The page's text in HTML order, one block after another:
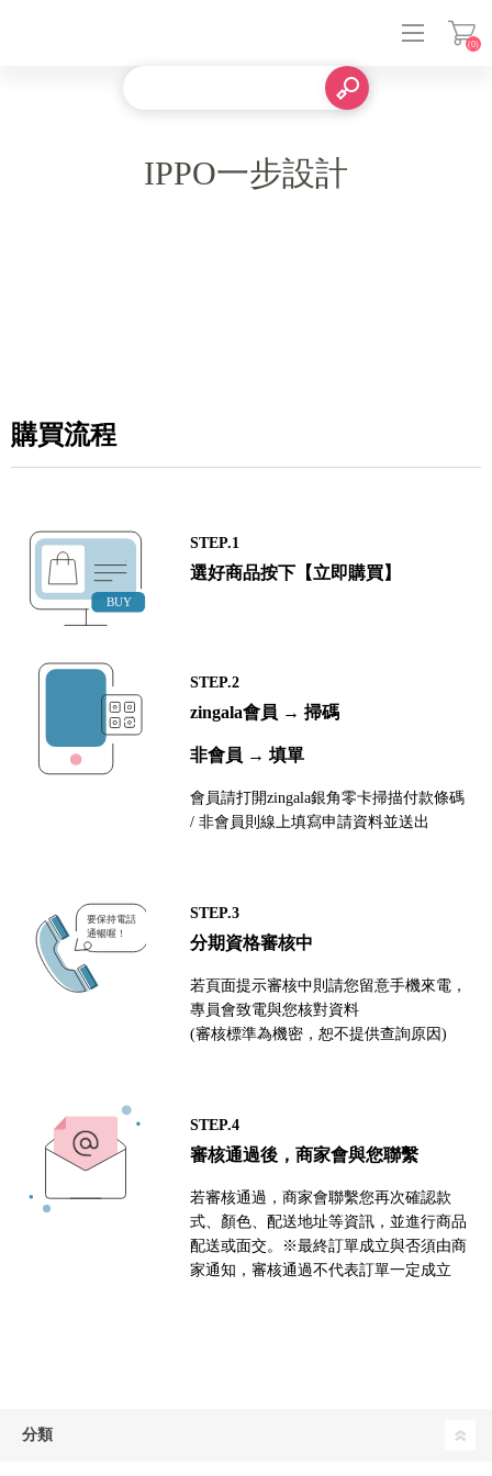
(0)
IPPO一步設計
購買流程
STEP.1
選好商品按下【立即購買】
STEP.2
zingala會員 → 掃碼
非會員 → 填單
會員請打開zingala銀角零卡掃描付款條碼
/ 非會員則線上填寫申請資料並送出
STEP.3
分期資格審核中
若頁面提示審核中則請您留意手機來電，
專員會致電與您核對資料
(審核標準為機密，恕不提供查詢原因)
STEP.4
審核通過後，商家會與您聯繫
若審核通過，商家會聯繫您再次確認款
式、顏色、配送地址等資訊，並進行商品
配送或面交。※最終訂單成立與否須由商
家通知，審核通過不代表訂單一定成立
分類